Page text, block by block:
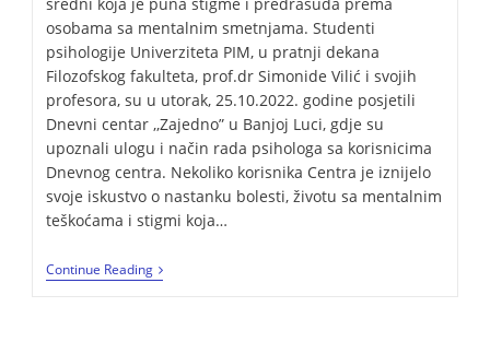
osobama sa mentalnim smetnjama. Studenti
psihologije Univerziteta PIM, u pratnji dekana
Filozofskog fakulteta, prof.dr Simonide Vilić i svojih
profesora, su u utorak, 25.10.2022. godine posjetili
Dnevni centar ,,Zajedno” u Banjoj Luci, gdje su
upoznali ulogu i način rada psihologa sa korisnicima
Dnevnog centra. Nekoliko korisnika Centra je iznijelo
svoje iskustvo o nastanku bolesti, životu sa mentalnim
teškoćama i stigmi koja…
Continue Reading